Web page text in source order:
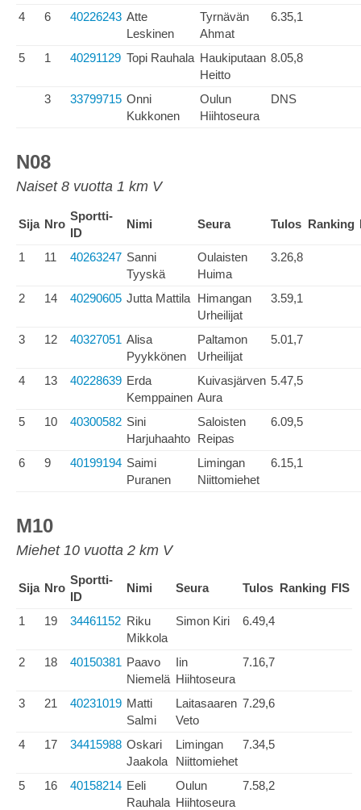
4 6 40226243 Atte
Leskinen
Tyrnävän
Ahmat
6.35,1
5 1 40291129 Topi Rauhala Haukiputaan
Heitto
8.05,8
3 33799715 Onni
Kukkonen
Oulun
Hiihtoseura
DNS
N08
Naiset 8 vuotta 1 km V
Sija Nro
Sportti-
ID
Nimi Seura Tulos Ranking
1 11 40263247 Sanni
Tyyskä
Oulaisten
Huima
3.26,8
2 14 40290605 Jutta Mattila Himangan
Urheilijat
3.59,1
3 12 40327051 Alisa
Pyykkönen
Paltamon
Urheilijat
5.01,7
4 13 40228639 Erda
Kemppainen
Kuivasjärven
Aura
5.47,5
5 10 40300582 Sini
Harjuhaahto
Saloisten
Reipas
6.09,5
6 9 40199194 Saimi
Puranen
Limingan
Niittomiehet
6.15,1
M10
Miehet 10 vuotta 2 km V
Sija Nro
Sportti-
ID
Nimi Seura Tulos Ranking FIS
1 19 34461152 Riku
Mikkola
Simon Kiri 6.49,4
2 18 40150381 Paavo
Niemelä
Iin
Hiihtoseura
7.16,7
3 21 40231019 Matti
Salmi
Laitasaaren
Veto
7.29,6
4 17 34415988 Oskari
Jaakola
Limingan
Niittomiehet
7.34,5
5 16 40158214 Eeli
Rauhala
Oulun
Hiihtoseura
7.58,2